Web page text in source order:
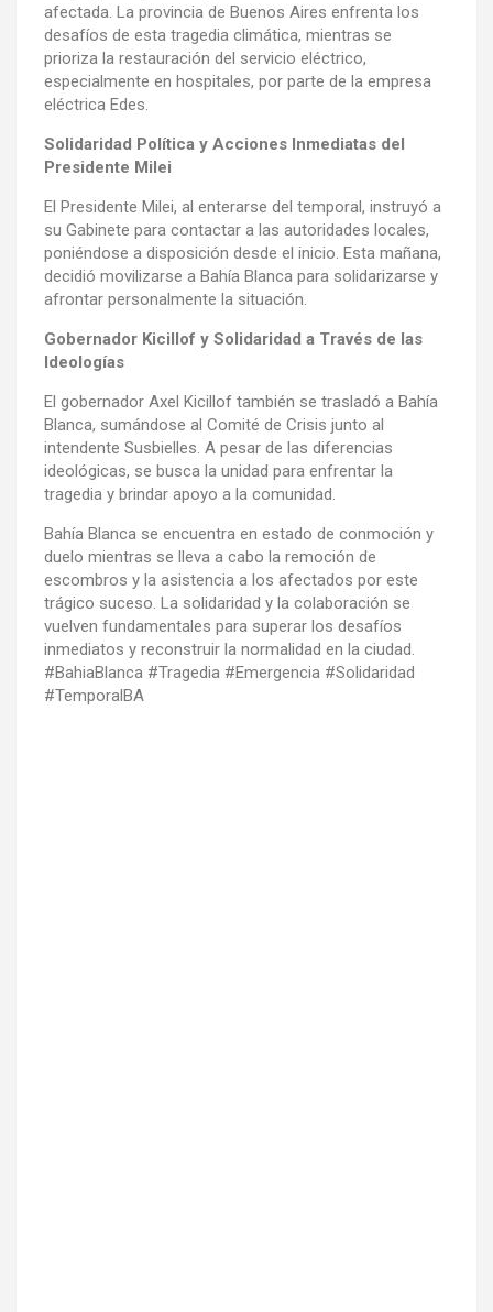
afectada. La provincia de Buenos Aires enfrenta los
desafíos de esta tragedia climática, mientras se
prioriza la restauración del servicio eléctrico,
especialmente en hospitales, por parte de la empresa
eléctrica Edes.
Solidaridad Política y Acciones Inmediatas del
Presidente Milei
El Presidente Milei, al enterarse del temporal, instruyó a
su Gabinete para contactar a las autoridades locales,
poniéndose a disposición desde el inicio. Esta mañana,
decidió movilizarse a Bahía Blanca para solidarizarse y
afrontar personalmente la situación.
Gobernador Kicillof y Solidaridad a Través de las
Ideologías
El gobernador Axel Kicillof también se trasladó a Bahía
Blanca, sumándose al Comité de Crisis junto al
intendente Susbielles. A pesar de las diferencias
ideológicas, se busca la unidad para enfrentar la
tragedia y brindar apoyo a la comunidad.
Bahía Blanca se encuentra en estado de conmoción y
duelo mientras se lleva a cabo la remoción de
escombros y la asistencia a los afectados por este
trágico suceso. La solidaridad y la colaboración se
vuelven fundamentales para superar los desafíos
inmediatos y reconstruir la normalidad en la ciudad.
#BahiaBlanca #Tragedia #Emergencia #Solidaridad
#TemporalBA